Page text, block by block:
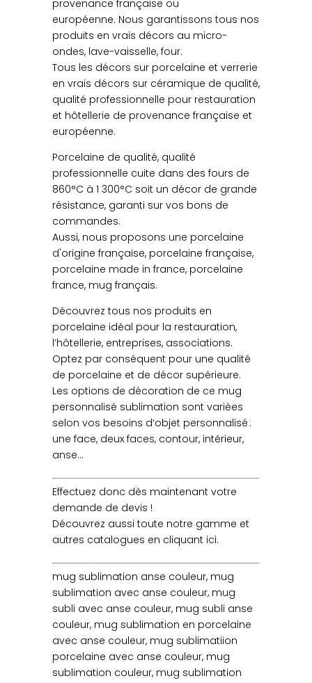
provenance française ou
européenne. Nous garantissons tous nos
produits en vrais décors au micro-
ondes, lave-vaisselle, four.
Tous les décors sur porcelaine et verrerie
en vrais décors sur céramique de qualité,
qualité professionnelle pour restauration
et hôtellerie de provenance française et
européenne.
Porcelaine de qualité, qualité
professionnelle cuite dans des fours de
860°C à 1 300°C soit un décor de grande
résistance, garanti sur vos bons de
commandes.
Aussi, nous proposons une porcelaine
d'origine française, porcelaine française,
porcelaine made in france, porcelaine
france, mug français.
Découvrez tous nos produits en
porcelaine idéal pour la restauration,
l’hôtellerie, entreprises, associations.
Optez par conséquent pour une qualité
de porcelaine et de décor supérieure.
Les options de décoration de ce mug
personnalisé sublimation sont variées
selon vos besoins d’objet personnalisé :
une face, deux faces, contour, intérieur,
anse…
Effectuez donc dès maintenant votre
demande de devis !
Découvrez aussi toute notre gamme et
autres catalogues en cliquant ici.
mug sublimation anse couleur, mug
sublimation avec anse couleur, mug
subli avec anse couleur, mug subli anse
couleur, mug sublimation en porcelaine
avec anse couleur, mug sublimatiion
porcelaine avec anse couleur, mug
sublimation couleur, mug sublimation